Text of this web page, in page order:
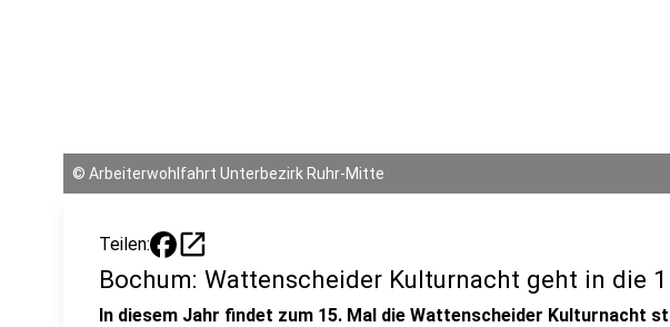
© Arbeiterwohlfahrt Unterbezirk Ruhr-Mitte
Teilen: open_in_new
Bochum: Wattenscheider Kulturnacht geht in die
In diesem Jahr findet zum 15. Mal die Wattenscheider Kulturnacht